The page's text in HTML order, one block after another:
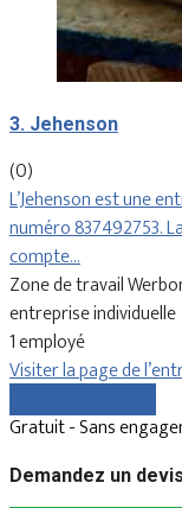
3. Jehenson
(0)
L’Jehenson est une
numéro 837492753.
compte…
Zone de travail
entreprise individuelle
1 employé
Visiter la page de
Gratuit - Sans
Demandez un